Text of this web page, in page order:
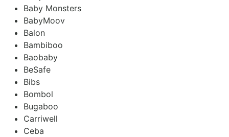
Baby Monsters
BabyMoov
Balon
Bambiboo
Baobaby
BeSafe
Bibs
Bombol
Bugaboo
Carriwell
Ceba